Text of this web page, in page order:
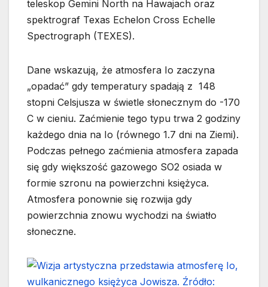
teleskop Gemini North na Hawajach oraz
spektrograf Texas Echelon Cross Echelle
Spectrograph (TEXES).
Dane wskazują, że atmosfera Io zaczyna
„opadać” gdy temperatury spadają z 148
stopni Celsjusza w świetle słonecznym do -170
C w cieniu. Zaćmienie tego typu trwa 2 godziny
każdego dnia na Io (równego 1.7 dni na Ziemi).
Podczas pełnego zaćmienia atmosfera zapada
się gdy większość gazowego SO2 osiada w
formie szronu na powierzchni księżyca.
Atmosfera ponownie się rozwija gdy
powierzchnia znowu wychodzi na światło
słoneczne.